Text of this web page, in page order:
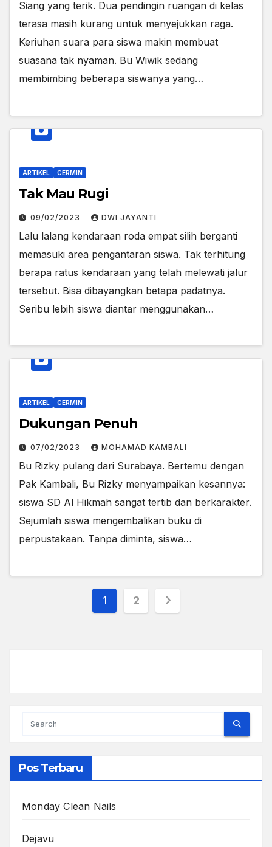
Siang yang terik. Dua pendingin ruangan di kelas
terasa masih kurang untuk menyejukkan raga.
Keriuhan suara para siswa makin membuat
suasana tak nyaman. Bu Wiwik sedang
membimbing beberapa siswanya yang…
ARTIKEL CERMIN
Tak Mau Rugi
09/02/2023 DWI JAYANTI
Lalu lalang kendaraan roda empat silih berganti
memasuki area pengantaran siswa. Tak terhitung
berapa ratus kendaraan yang telah melewati jalur
tersebut. Bisa dibayangkan betapa padatnya.
Seribu lebih siswa diantar menggunakan…
ARTIKEL CERMIN
Dukungan Penuh
07/02/2023 MOHAMAD KAMBALI
Bu Rizky pulang dari Surabaya. Bertemu dengan
Pak Kambali, Bu Rizky menyampaikan kesannya:
siswa SD Al Hikmah sangat tertib dan berkarakter.
Sejumlah siswa mengembalikan buku di
perpustakaan. Tanpa diminta, siswa…
Posts
1 2
Pos Terbaru
Monday Clean Nails
Dejavu